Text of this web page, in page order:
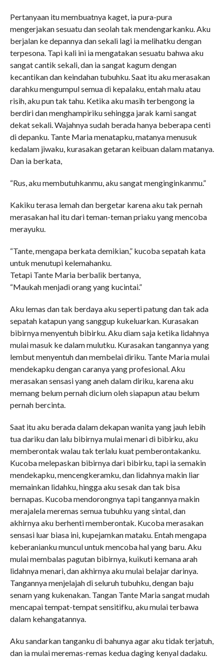
Pertanyaan itu membuatnya kaget, ia pura-pura
mengerjakan sesuatu dan seolah tak mendengarkanku. Aku
berjalan ke depannya dan sekali lagi ia melihatku dengan
terpesona. Tapi kali ini ia mengatakan sesuatu bahwa aku
sangat cantik sekali, dan ia sangat kagum dengan
kecantikan dan keindahan tubuhku. Saat itu aku merasakan
darahku mengumpul semua di kepalaku, entah malu atau
risih, aku pun tak tahu. Ketika aku masih terbengong ia
berdiri dan menghampiriku sehingga jarak kami sangat
dekat sekali. Wajahnya sudah berada hanya beberapa centi
di depanku. Tante Maria menatapku, matanya menusuk
kedalam jiwaku, kurasakan getaran keibuan dalam matanya.
Dan ia berkata,
“Rus, aku membutuhkanmu, aku sangat menginginkanmu.”
Kakiku terasa lemah dan bergetar karena aku tak pernah
merasakan hal itu dari teman-teman priaku yang mencoba
merayuku.
“Tante, mengapa berkata demikian,” kucoba sepatah kata
untuk menutupi kelemahanku.
Tetapi Tante Maria berbalik bertanya,
“Maukah menjadi orang yang kucintai.”
Aku lemas dan tak berdaya aku seperti patung dan tak ada
sepatah katapun yang sanggup kukeluarkan. Kurasakan
bibirnya menyentuh bibirku. Aku diam saja ketika lidahnya
mulai masuk ke dalam mulutku. Kurasakan tangannya yang
lembut menyentuh dan membelai diriku. Tante Maria mulai
mendekapku dengan caranya yang profesional. Aku
merasakan sensasi yang aneh dalam diriku, karena aku
memang belum pernah dicium oleh siapapun atau belum
pernah bercinta.
Saat itu aku berada dalam dekapan wanita yang jauh lebih
tua dariku dan lalu bibirnya mulai menari di bibirku, aku
memberontak walau tak terlalu kuat pemberontakanku.
Kucoba melepaskan bibirnya dari bibirku, tapi ia semakin
mendekapku, mencengkeramku, dan lidahnya makin liar
memainkan lidahku, hingga aku sesak dan tak bisa
bernapas. Kucoba mendorongnya tapi tangannya makin
merajalela meremas semua tubuhku yang sintal, dan
akhirnya aku berhenti memberontak. Kucoba merasakan
sensasi luar biasa ini, kupejamkan mataku. Entah mengapa
keberanianku muncul untuk mencoba hal yang baru. Aku
mulai membalas pagutan bibirnya, kuikuti kemana arah
lidahnya menari, dan akhirnya aku mulai belajar darinya.
Tangannya menjelajah di seluruh tubuhku, dengan baju
senam yang kukenakan. Tangan Tante Maria sangat mudah
mencapai tempat-tempat sensitifku, aku mulai terbawa
dalam kehangatannya.
Aku sandarkan tanganku di bahunya agar aku tidak terjatuh,
dan ia mulai meremas-remas kedua daging kenyal dadaku.